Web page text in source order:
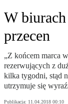
W
przecen
„Z końcem marca
rezerwujących z
kilka tygodni, stąd
utrzymuje się
Publikacja: 11.04.2018 00:10